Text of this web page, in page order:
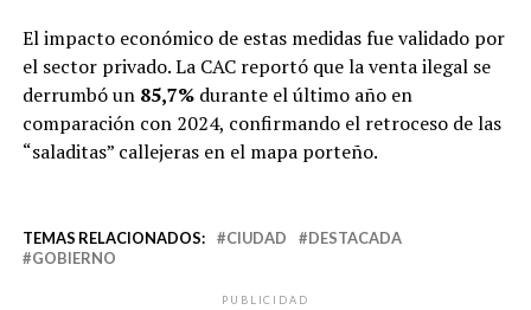
El impacto económico de estas medidas fue validado por
el sector privado. La CAC reportó que la venta ilegal se
derrumbó un 85,7%durante el último año en
comparación con 2024, confirmando el retroceso de las
“saladitas” callejeras en el mapa porteño.
TEMAS RELACIONADOS: CIUDAD
DESTACADA
GOBIERNO
PUBLICIDAD